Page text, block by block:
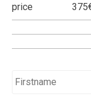
price